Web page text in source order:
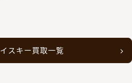
スキー買取一覧